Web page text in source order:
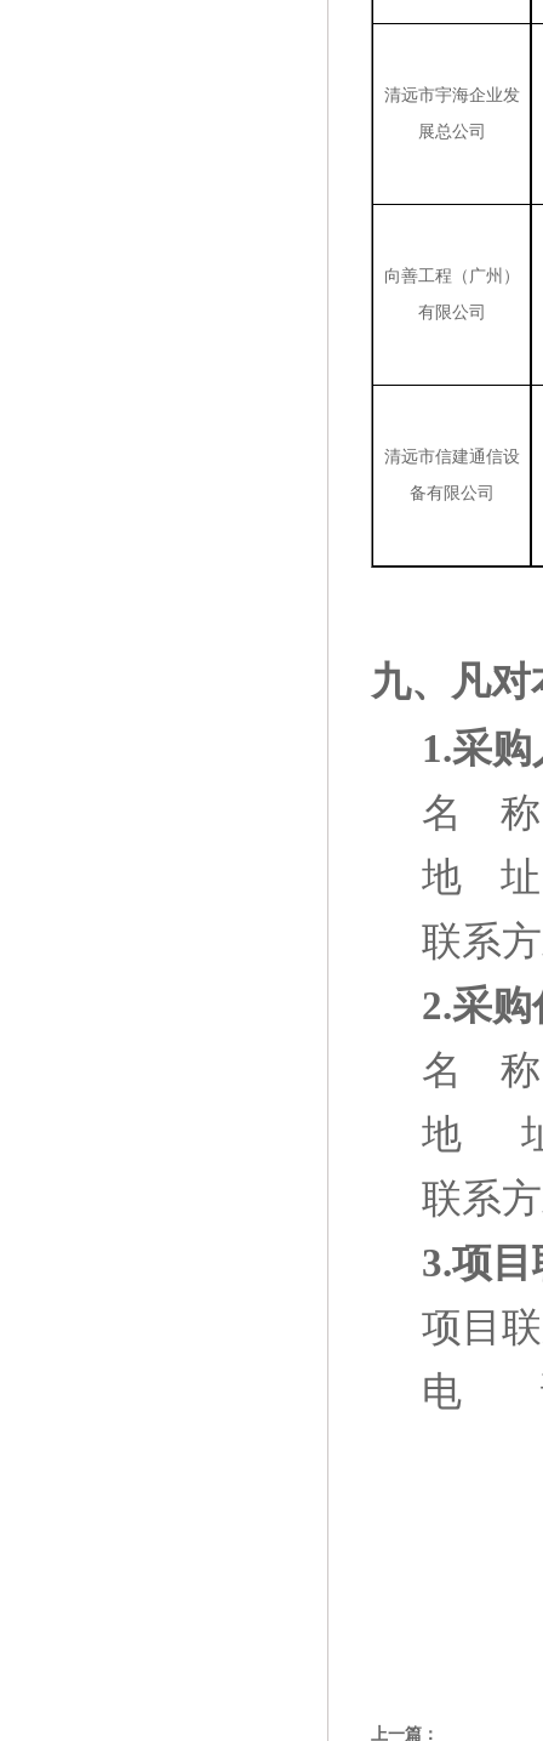
清远市宇海企业发
展总公司
向善工程（广州）
有限公司
清远市信建通信设
备有限公司
九、凡
1.采
名
地
联系
2.采
名
地
联系
3.项目
项目
电
上一篇：